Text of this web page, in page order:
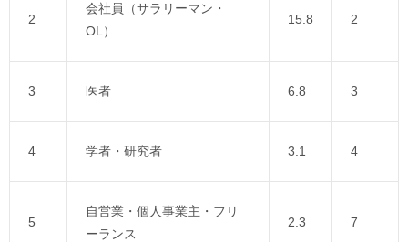
2
会社員（サラリーマン・
OL）
15.8 2
3 医者 6.8 3
4 学者・研究者 3.1 4
5
自営業・個人事業主・フリ
ーランス
2.3 7